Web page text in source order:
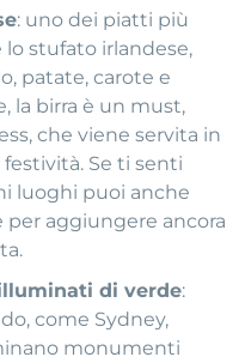
: uno dei piatti più
stufato irlandese,
patate, carote e
la birra è un must,
che viene servita in
Se ti senti
luoghi puoi anche
per aggiungere ancora
di verde:
come Sydney,
monumenti